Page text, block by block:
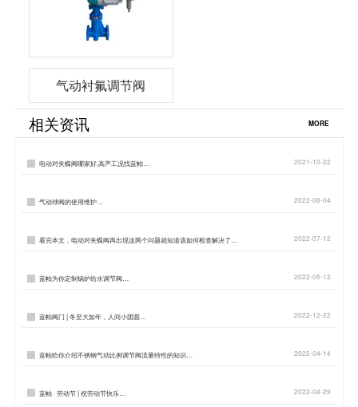
气动衬氟调节阀
相关资讯 MORE
电动对夹蝶阀哪家好,高严工况找蓝帕… 2021-10-22
气动球阀的使用维护… 2022-08-04
看完本文，电动对夹蝶阀再出现这两个问题就知道该如何检查解决了… 2022-07-12
蓝帕为你定制锅炉给水调节阀… 2022-05-12
蓝帕阀门 | 冬至大如年，人间小团圆… 2022-12-22
蓝帕给你介绍不锈钢气动比例调节阀流量特性的知识… 2022-04-14
蓝帕 · 劳动节 | 祝劳动节快乐… 2022-04-29